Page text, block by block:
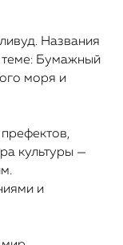
Названия
теме: Бумажный
моря и
префектов,
культуры —
и